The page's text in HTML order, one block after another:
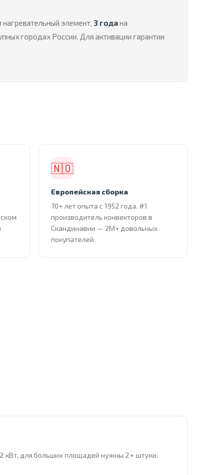
нагревательный элемент, 3 годана
городах России. Для активации гарантии
🇳🇴
Европейская сборка
70+ лет опыта с 1952 года. #1
производитель конвекторов в
Скандинавии — 2М+ довольных
покупателей.
кВт, для больших площадей нужны 2+ штуки.